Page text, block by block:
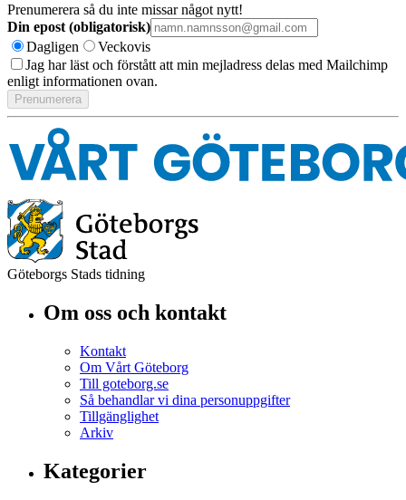
Prenumerera så du inte missar något nytt!
Din epost (obligatorisk)
Dagligen
Veckovis
Jag har läst och förstått att min mejladress delas med Mailchimp
enligt informationen ovan.
Göteborgs Stads tidning
Om oss och kontakt
Kontakt
Om Vårt Göteborg
Till goteborg.se
Så behandlar vi dina personuppgifter
Tillgänglighet
Arkiv
Kategorier